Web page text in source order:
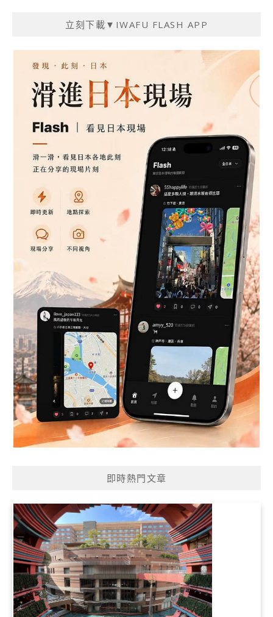
立刻下載▼IWAFU FLASH APP
即時熱門文章